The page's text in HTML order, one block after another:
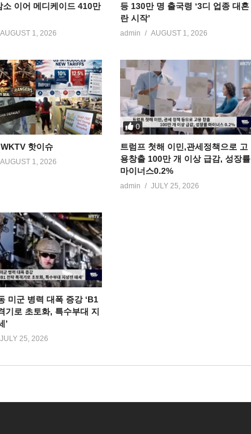
소 이어 메디케이드 410만
AUGUST 1, 2026
등 130만 명 출국령 ‘3디 업종 대혼
란 시작’
admin AUGUST 1, 2026
핫이슈
AUGUST 1, 2026
0
트럼프 첫해 이민,관세정책으로 고
용창출 100만 개 이상 급감, 성장률
마이너스0.2%
admin JULY 25, 2026
미군 병력 대폭 증강 ‘B1
기로 초토화, 특수부대 지
’
JULY 25, 2026